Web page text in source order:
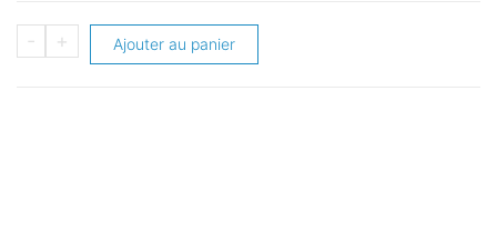
-
quantité
+ Ajouter au panier